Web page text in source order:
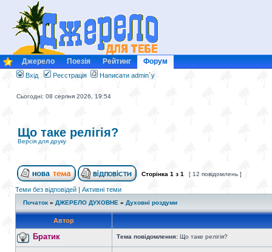
Джерело Поезія Рейтинг Форум
Вхід Реєстрація Написати admin`у
Сьогодні: 08 серпня 2026, 19:54
Що таке релігія?
Версія для друку
Сторінка 1 з 1 [ 12 повідомлень ]
Теми без відповідей | Активні теми
Початок » ДЖЕРЕЛО ДУХОВНЕ » Духовні роздуми
Автор
Братик Тема повідомлення: Що таке релігія?